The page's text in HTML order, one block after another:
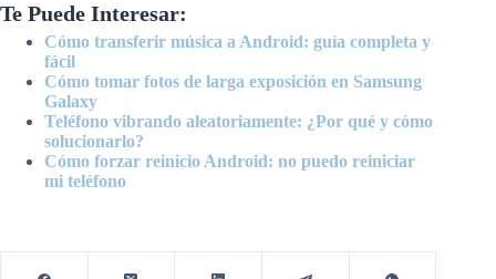
Te Puede Interesar:
Cómo transferir música a Android: guía completa y
fácil
Cómo tomar fotos de larga exposición en Samsung
Galaxy
Teléfono vibrando aleatoriamente: ¿Por qué y cómo
solucionarlo?
Cómo forzar reinicio Android: no puedo reiniciar
mi teléfono